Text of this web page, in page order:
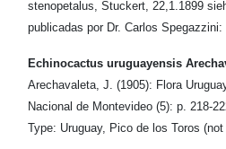
stenopetalus, Stuckert, 22,1.1899
publicadas por Dr. Carlos Spegazzini:
Echinocactus uruguayensis
Arechavaleta, J. (1905): Flora
Nacional de Montevideo (5): p. 218-
Type: Uruguay, Pico de los Toros (not